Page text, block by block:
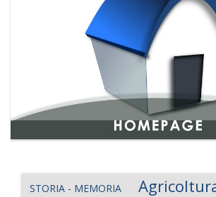
STORIA - MEMORIA